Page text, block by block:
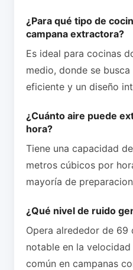
¿Para qué tipo de
campana extractora?
Es ideal para cocinas
medio, donde se
eficiente y un diseño
¿Cuánto aire puede
hora?
Tiene una capacidad
metros cúbicos por
mayoría de
¿Qué nivel de ruido
Opera alrededor de 69
notable en la
común en campanas